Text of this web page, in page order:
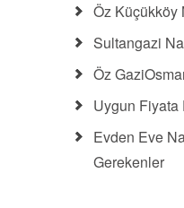
Öz Küçükköy
Sultangazi
Öz
Uygun
Evden Eve
Gerekenler